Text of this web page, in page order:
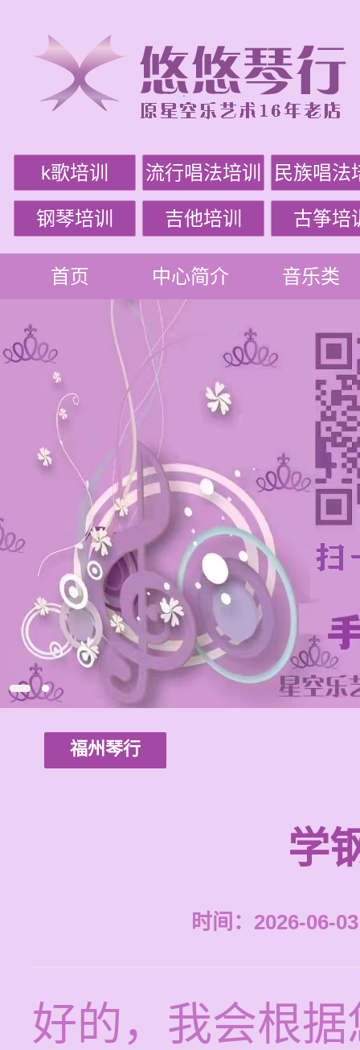
k歌培训 流行唱法培训 民族唱法
钢琴培训 吉他培训 古筝培
首页 中心简介 音乐类
福州琴行
学
时间：2026-06-
好的，我会根